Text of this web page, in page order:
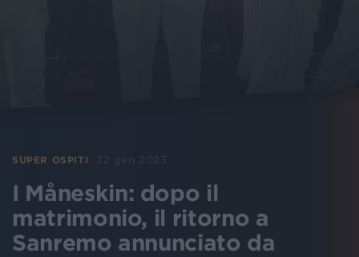
SUPER OSPITI 22 gen 2023
I Måneskin: dopo il
matrimonio, il ritorno a
Sanremo annunciato da